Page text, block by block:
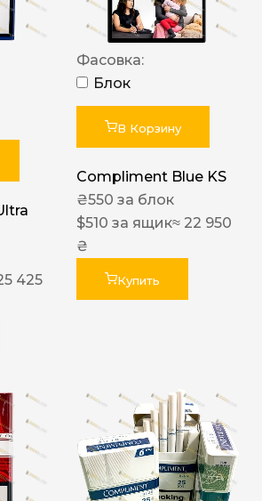
425
Фасовка:
Блок
В Корзину
Compliment Blue KS
₴550 за блок
$510 за ящик≈ 22 950
₴
Купить